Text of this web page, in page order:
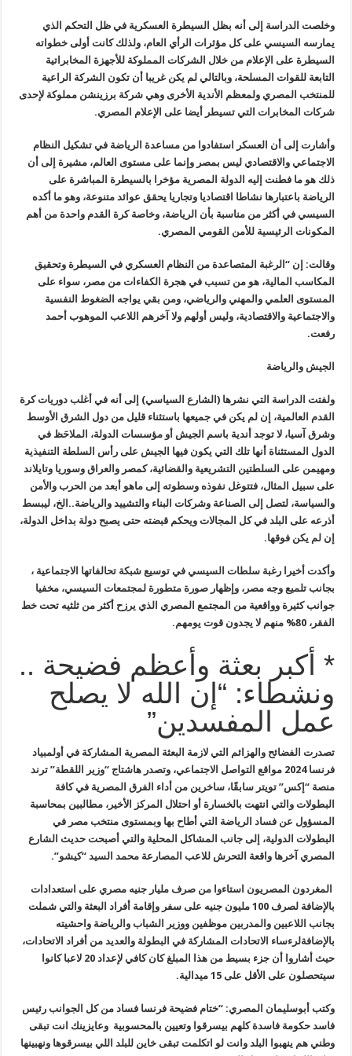
وخلصت الدراسة إلى أنه بظل السيطرة العسكرية في ظل التحكم الذي
يمارسه السيسي على كل مؤثرات الرأي العام، ولذلك كانت أولى خطواته
السيطرة على الإعلام من خلال الشركات المملوكة للأجهزة المخابراتية
التابعة للقوات المسلحة، وبالتالي لم يكن غريبا أن تكون الشركة الراعية
للمنتخب المصري ولمعظم الأندية الأخرى وهي شركة برزينشن مملوكة لإحدى
شركات المخابرات التي تسيطر أيضا على الإعلام المصري.
وأشارت إلى أن العسكر استفادوا من مساعدة الرياضة في تشكيل النظام
الاجتماعي والاقتصادي ليس بمصر وإنما على مستوى العالم، مشيرة إلى أن
ذلك هو ما فطنت إليه الدولة المصرية مؤخرا بالسيطرة المباشرة على
الرياضة باعتبارها نشاطا اقتصاديا وتجاريا يحقق عوائد متنوعة، وهو ما أكده
السيسي في أكثر من مناسبة بأن الرياضة، وخاصة كرة القدم واحدة من أهم
المكونات الرئيسية للأمن القومي المصري.
وقالت: إن “الرغبة المتصاعدة من النظام العسكري في السيطرة وتحقيق
المكاسب المالية، هو من تسبب في هجرة الكفاءات من مصر، سواء على
المستوى العلمي والمهني والرياضي، ومن بقي يواجه الضغوط النفسية
والاجتماعية والاقتصادية، وليس أولهم ولا آخرهم اللاعب الموهوب أحمد
رفعت.
الجيش والرياضة
ولفتت الدراسة التي نشرها (الشارع السياسي) إلى أنه في أغلب دوريات كرة
القدم العالمية، إن لم يكن في جميعها باستثناء قليل من دول الشرق الأوسط
وشرق آسيا، لا توجد أندية باسم الجيش أو مؤسسات الدولة، الملاحَظ في
الدول المستثناة أنها تلك التي يكون فيها الجيش على رأس السلطة التنفيذية
ومهيمن على السلطتين التشريعية والقضائية، كمصر والعراق وسوريا وتايلاند
على سبيل المثال، فتتوغل نفوذه وسطوته إلى ماهو أبعد من الحرب والأمن
والسياسة، لتصل إلى الصناعة وشركات البناء والتشييد والرياضة..الخ، ليبسط
أذرعه على البلد في كل المجالات ويحكم قبضته حتى يصبح دولة بداخل الدولة،
إن لم يكن فوقها.
وأكدت أخيرا رغبة سلطات السيسي في توسيع شبكة تحالفاتها الاجتماعية ،
بجانب تلميع وجه مصر، وإظهار صورة متطورة لمجتمعات السيسي، مخفيا
جوانب كثيرة وواقعية من المجتمع المصري الذي يرزح أكثر من ثلثيه تحت خط
الفقر، 80% منهم لا يجدون قوت يومهم.
* أكبر بعثة وأعظم فضيحة ..
ونشطاء: “إن الله لا يصلح
عمل المفسدين”
تصدرت الفضائح والهزائم التي لازمة البعثة المصرية المشاركة في أولمبياد
فرنسا 2024
مواقع التواصل الاجتماعي، وتصدر هاشتاج “وزير اللقطة” ترند
منصة “إكس”تويتر سابقًا، ساخرين من أداء الفرق المصرية في كافة
البطولات والتي انتهت بالخسارة أو احتلال المركز الأخير، مطالبين بمحاسبة
المسؤول عن فساد الرياضة التي أطاح بها وبمستوى منتخب مصر في
البطولات الدولية، إلى جانب المشاكل المحلية والتي أصبحت حديث الشارع
المصري آخرها واقعة التحرش للاعب المصارعة محمد السيد “كيشو”.
المغردون المصريون استاءوا من صرف مليار جنيه مصري على استعدادات
بالإضافة لصرف 100
مليون جنيه على سفر وإقامة أفراد البعثة والتي شملت
بجانب اللاعبين والمدربين موظفين ووزير الشباب والرياضة واحشيته
بالإضافةلرءساء الاتحادات المشاركة في البطولة والعديد من أفراد الاتحادات،
حيث أشاروا أن جزء بسيط
من هذا المبلغ كان كافي لإعداد 20 لاعبا كانوا
سيتحصلون على الأقل على 15
ميدالية.
وكتب أبوسليمان المصري: “ختام فضيحة فرنسا فساد من كل الجوانب رئيس
فاسد حكومة فاسدة كلهم بيسرقوا وتعيين بالمحسوبية وعايزينك انت تبقى
وطني هم ينهبوا
البلد وانت لو اتكلمت تبقى خاين للبلد اللي بيسرقوها ونهبينها